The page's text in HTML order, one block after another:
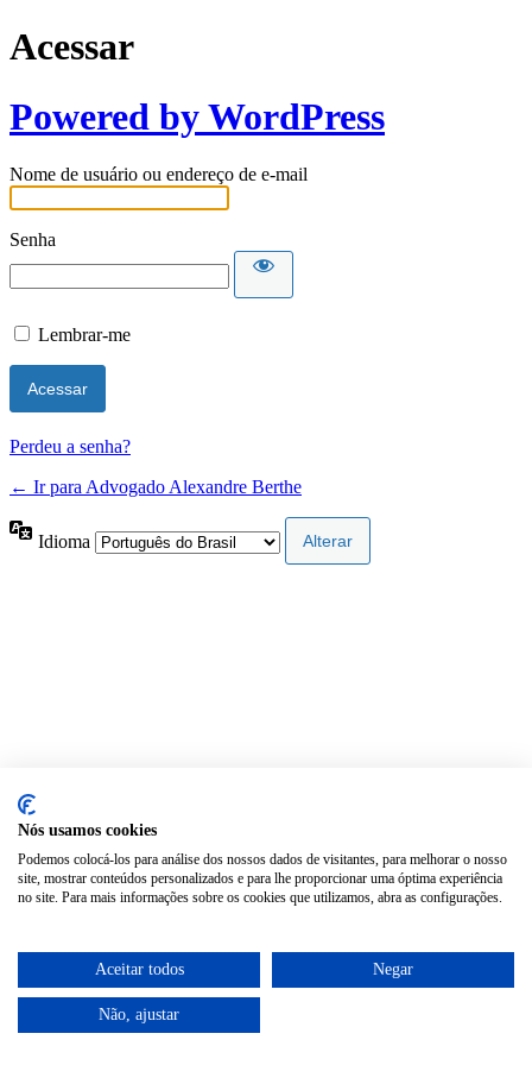
Acessar
Powered by WordPress
Nome de usuário ou endereço de e-mail
Senha
Lembrar-me
Perdeu a senha?
← Ir para Advogado Alexandre Berthe
Idioma
Nós usamos cookies
Podemos colocá-los para análise dos nossos dados de visitantes, para melhorar o nosso
site, mostrar conteúdos personalizados e para lhe proporcionar uma óptima experiência
no site. Para mais informações sobre os cookies que utilizamos, abra as configurações.
Aceitar todos Negar
Não, ajustar